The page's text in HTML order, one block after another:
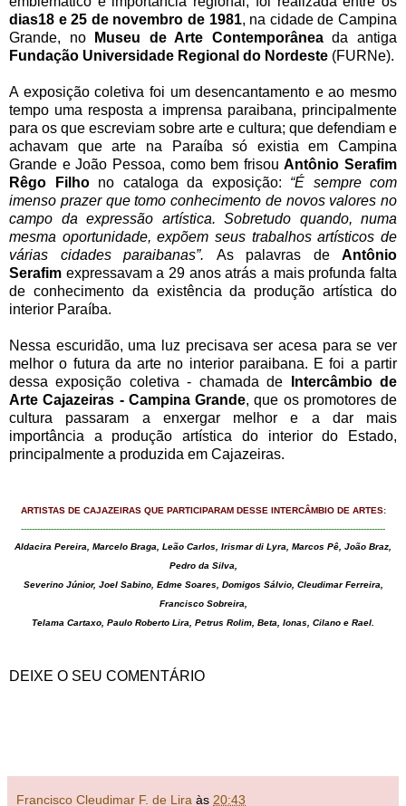
dias18 e 25 de novembro de 1981, na cidade de Campina
Grande, no
Museu de Arte Contemporâneada antiga
Fundação Universidade Regional do Nordeste (FURNe).
A exposição coletiva foi um desencantamento e ao mesmo
tempo uma resposta a imprensa paraibana, principalmente
para os que escreviam sobre arte e cultura; que defendiam e
achavam que arte na Paraíba só existia em Campina
Grande e João Pessoa, como bem frisouAntônio Serafim
Rêgo Filhono cataloga da exposição: “É sempre com
imenso prazer que tomo conhecimento de novos valores no
campo da expressão artística. Sobretudo quando, numa
mesma oportunidade, expõem seus trabalhos artísticos de
várias cidades paraibanas”. As palavras de Antônio
Serafim expressavam a 29 anos atrás a mais profunda falta
de conhecimento da existência da produção artística do
interior Paraíba.
Nessa escuridão, uma luz precisava ser acesa para se ver
melhor o futura da arte no interior paraibana. E foi a partir
dessa exposição coletiva - chamada de
Intercâmbio de
Arte Cajazeiras - Campina Grande, que os promotores de
cultura passaram a enxergar melhor e a dar mais
importância a produção artística do interior do Estado,
principalmente a produzida em Cajazeiras.
ARTISTAS DE CAJAZEIRAS QUE PARTICIPARAM DESSE INTERCÂMBIO DE ARTES:
--------------------------------------------------------------------------------------------------------------------------------------
Aldacira Pereira, Marcelo Braga, Leão Carlos, Irismar di Lyra, Marcos Pê, João Braz,
Pedro da Silva,
Severino Júnior, Joel Sabino, Edme Soares, Domigos Sálvio, Cleudimar Ferreira,
Francisco Sobreira,
Telama Cartaxo, Paulo Roberto Lira, Petrus Rolim, Beta, Ionas, Cilano e Rael.
DEIXE O SEU COMENTÁRIO
Francisco Cleudimar F. de Lira às 20:43